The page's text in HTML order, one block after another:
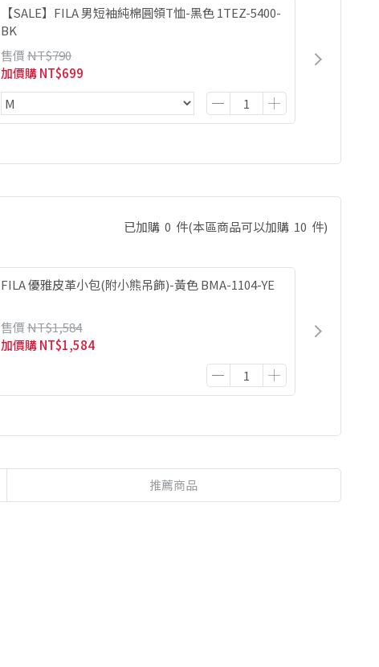
【SALE】FILA 男短袖純棉圓領T恤-黑色 1TEZ-5400-
BK
售價NT$790
加價購NT$699
已加購 0 件(本區商品可以加購 10 件)
FILA 優雅皮革小包(附小熊吊飾)-黃色 BMA-1104-YE
售價NT$1,584
加價購NT$1,584
推薦商品